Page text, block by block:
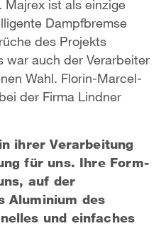
Majrex ist als einzige
Dampfbremse
des Projekts
war auch der Verarbeiter
Wahl. Florin-Marcel-
der Firma Lindner
ihrer Verarbeitung
für uns. Ihre Form-
auf der
Aluminium des
und einfaches